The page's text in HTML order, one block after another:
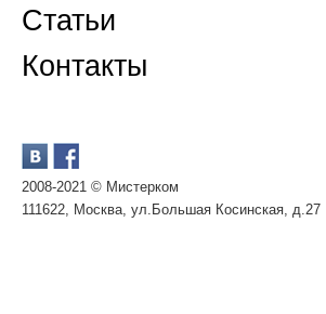
Статьи
Контакты
2008-2021 © Мистерком
111622, Москва, ул.Большая Косинская, д.27